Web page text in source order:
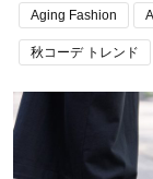
Aging Fashion
秋コーデ トレンド